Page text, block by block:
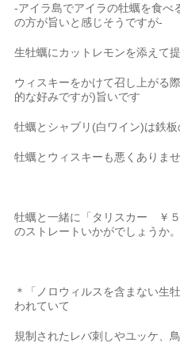
-アイラ島でアイラの牡蠣を食べ
の方が旨いと感じそうですが-
生牡蠣にカットレモンを添えて
ウィスキーをかけて召し上がる
的な好みですが)旨いです
牡蠣とシャブリ(白ワイン)は鉄
牡蠣とウィスキーも悪くありま
牡蠣と一緒に「タリスカー ￥
のストレートいかがでしょうか。
＊「ノロウィルスを含まない生
われていて
規制されたレバ刺しやユッケ、